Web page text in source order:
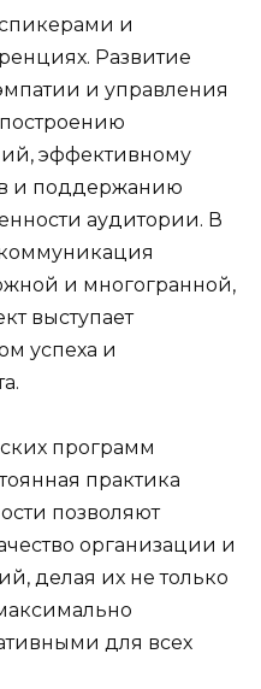
и
Развитие
и управления
эффективному
и поддержанию
аудитории. В
и многогранной,
выступает
успеха и
программ
практика
позволяют
организации и
делая их не только
для всех